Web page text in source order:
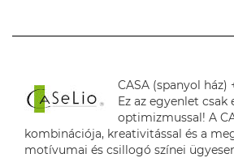
CASA (spanyol ház)
Ez az egyenlet
optimizmussal! A
kombinációja, kreativitással és a
motívumai és csillogó színei